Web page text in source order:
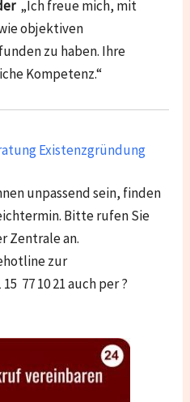
„Ich freue mich, mit
objektiven
zu haben. Ihre
Kompetenz.“
Existenzgründung
unpassend sein, finden
Bitte rufen Sie
Zentrale an.
zur
77 10 21 auch per ?